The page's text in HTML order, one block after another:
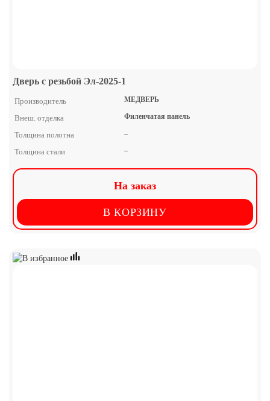
Дверь с резьбой Эл-2025-1
Производитель МЕДВЕРЬ
Внеш. отделка Филенчатая панель
Толщина полотна –
Толщина стали –
На заказ
В КОРЗИНУ